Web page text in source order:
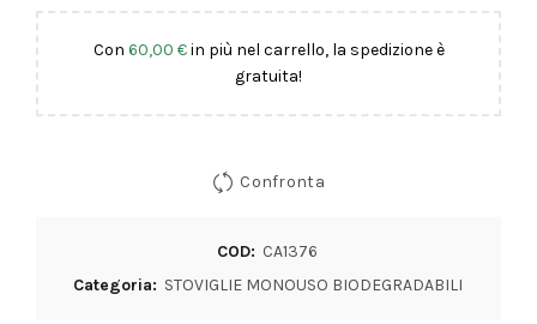
Con 60,00 €in più nel carrello, la spedizione è
gratuita!
Confronta
COD: CA1376
Categoria: STOVIGLIE MONOUSO BIODEGRADABILI